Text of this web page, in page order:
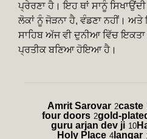
ਪ੍ਰੇਰਣਾ ਹੈ। ਇਹ ਥਾਂ ਸਾਨੂੰ
ਲੋਕਾਂ ਨੂੰ ਜੋੜਨਾ ਹੈ, ਵੰਡਣਾ ਨਹੀਂ। ਅਤੇ
ਸਾਹਿਬ ਅੱਜ ਵੀ ਦੁਨੀਆ ਵਿੱਚ
ਪ੍ਰਤੀਕ ਬਣਿਆ ਹੋਇਆ ਹੈ।
Amrit Sarovar 2caste
four doors 2gold-
guru arjan dev ji 10
Holy Place 4 langar